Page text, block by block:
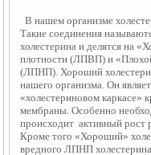
В нашем организме
Такие соединения
холестерина и делятся на
плотности (ЛПВП) и
(ЛПНП). Хороший
нашего организма. Он
«холестериновом каркасе»
мембраны. Особенно
происходит  активный рост
Кроме того «Хороший»
вредного ЛПНП